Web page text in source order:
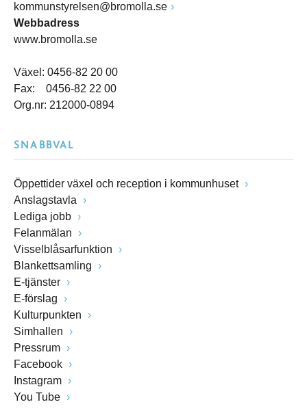
kommunstyrelsen@bromolla.se
Webbadress
www.bromolla.se
Växel: 0456-82 20 00
Fax: 0456-82 22 00
Org.nr: 212000-0894
SNABBVAL
Öppettider växel och reception i kommunhuset
Anslagstavla
Lediga jobb
Felanmälan
Visselblåsarfunktion
Blankettsamling
E-tjänster
E-förslag
Kulturpunkten
Simhallen
Pressrum
Facebook
Instagram
You Tube